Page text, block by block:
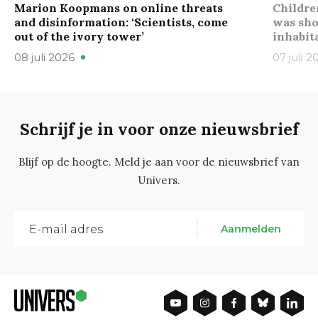
Marion Koopmans on online threats
and disinformation: ‘Scientists, come
out of the ivory tower’
08 juli 2026
was
07 juli
Schrijf je in voor onze nieuwsbrief
Blijf op de hoogte. Meld je aan voor de nieuwsbrief van
Univers.
Aanmelden